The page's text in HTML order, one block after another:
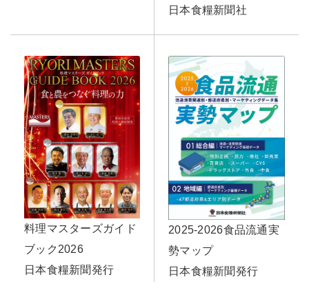
日本食糧新聞社
料理マスターズガイド
ブック2026
日本食糧新聞発行
2025-2026食品流通実
勢マップ
日本食糧新聞発行